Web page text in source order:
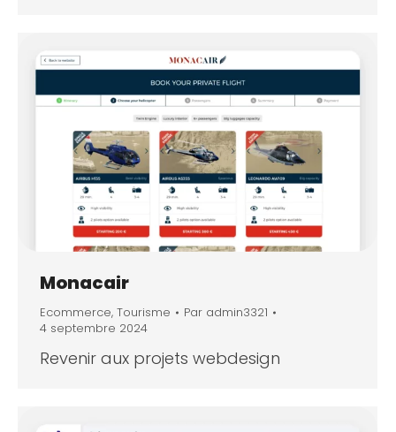
Monacair
Ecommerce, Tourisme Par admin3321
4 septembre 2024
Revenir aux projets webdesign